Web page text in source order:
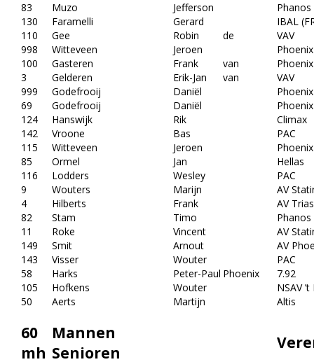
83
Muzo Jefferson
Phanos
130
Faramelli Gerard
IBAL
110
Gee Robin de
VAV
998
Witteveen Jeroen
Phoenix
100
Gasteren Frank van
Phoenix
3
Gelderen Erik-Jan van
VAV
999
Godefrooij Daniël
Phoenix
69
Godefrooij Daniël
Phoenix
124
Hanswijk Rik
Climax
142
Vroone Bas
PAC
115
Witteveen Jeroen
Phoenix
85
Ormel Jan
Hellas
116
Lodders Wesley
PAC
9
Wouters Marijn
AV
4
Hilberts Frank
AV Trias
82
Stam Timo
Phanos
11
Roke Vincent
AV
149
Smit Arnout
AV
143
Visser Wouter
PAC
58
Harks Peter-Paul Phoenix
7.92
105
Hofkens Wouter
NSAV
50
Aerts Martijn Altis
60
mh
Mannen
Senioren